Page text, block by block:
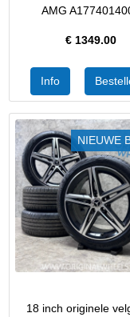
AMG
€ 1349.00
NIEUWE
18 inch originele